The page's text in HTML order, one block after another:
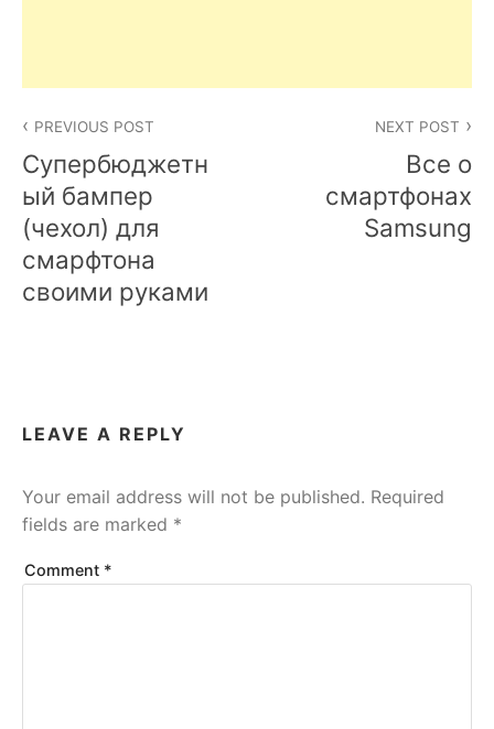
navigation
PREVIOUS POST
Супербюджетн
ый бампер
(чехол) для
смарфтона
своими руками
NEXT POST
Все о
смартфонах
Samsung
LEAVE A REPLY
Your email address will not be published. Required
fields are marked *
Comment *